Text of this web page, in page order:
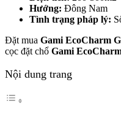
Hướng: Đông Nam
Tình trạng pháp lý:
Đặt mua Gami EcoCharm
cọc đặt chổ Gami
Nội dung trang